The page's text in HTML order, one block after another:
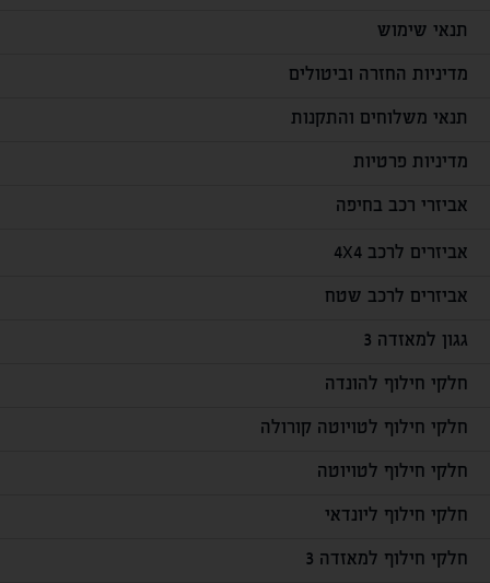
תנאי שימוש
מדיניות החזרה וביטולים
תנאי משלוחים והתקנות
מדיניות פרטיות
אביזרי רכב בחיפה
אביזרים לרכב 4X4
אביזרים לרכב שטח
גגון למאזדה 3
חלקי חילוף להונדה
חלקי חילוף לטויוטה קורולה
חלקי חילוף לטויוטה
חלקי חילוף ליונדאי
חלקי חילוף למאזדה 3